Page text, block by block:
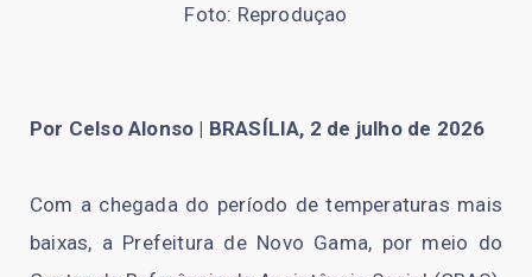
Foto: Reproduçao
Por Celso Alonso | BRASÍLIA, 2 de julho de 2026
Com a chegada do período de temperaturas mais
baixas, a Prefeitura de Novo Gama, por meio do